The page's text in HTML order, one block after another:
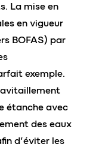
La mise en
en vigueur
BOFAS) par
exemple.
étanche avec
des eaux
d’éviter les